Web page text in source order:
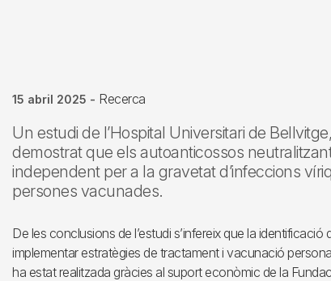
15 abril 2025 - Recerca
Un estudi de l’Hospital Universitari de
demostrat que els autoanticossos
independent per a la gravetat d’infeccions
persones vacunades.
De les conclusions de l’estudi s’infereix que la
implementar estratègies de tractament i vacunació
ha estat realitzada gràcies al suport econòmic de la